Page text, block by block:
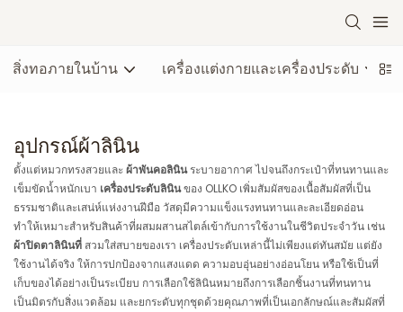
สิ่งทอภายในบ้าน เครื่องแต่งกายและเครื่องประดับ
อุปกรณ์ผ้าลินิน
ตั้งแต่หมวกทรงสวยและผ้าพันคอลินินระบายอากาศ ไปจนถึงกระเป๋าที่ทนทานและ
เข็มขัดน้ำหนักเบา เครื่องประดับลินินของ OLLKO เพิ่มสัมผัสของเนื้อสัมผัสที่เป็น
ธรรมชาติและเสน่ห์แห่งงานฝีมือ วัสดุมีความแข็งแรงทนทานและละเอียดอ่อน
ทำให้เหมาะสำหรับสินค้าที่ผสมผสานสไตล์เข้ากับการใช้งานในชีวิตประจำวัน เช่น
ผ้าปิดตาลินินที่ สวมใส่สบายของเรา เครื่องประดับเหล่านี้ไม่เพียงแต่ทันสมัย ​​แต่ยัง
ใช้งานได้จริง ให้การปกป้องจากแสงแดด ความอบอุ่นอย่างอ่อนโยน หรือใช้เป็นที่
เก็บของได้อย่างเป็นระเบียบ การเลือกใช้ลินินหมายถึงการเลือกชิ้นงานที่ทนทาน
เป็นมิตรกับสิ่งแวดล้อม และยกระดับทุกชุดด้วยคุณภาพที่เป็นเอกลักษณ์และสัมผัสที่